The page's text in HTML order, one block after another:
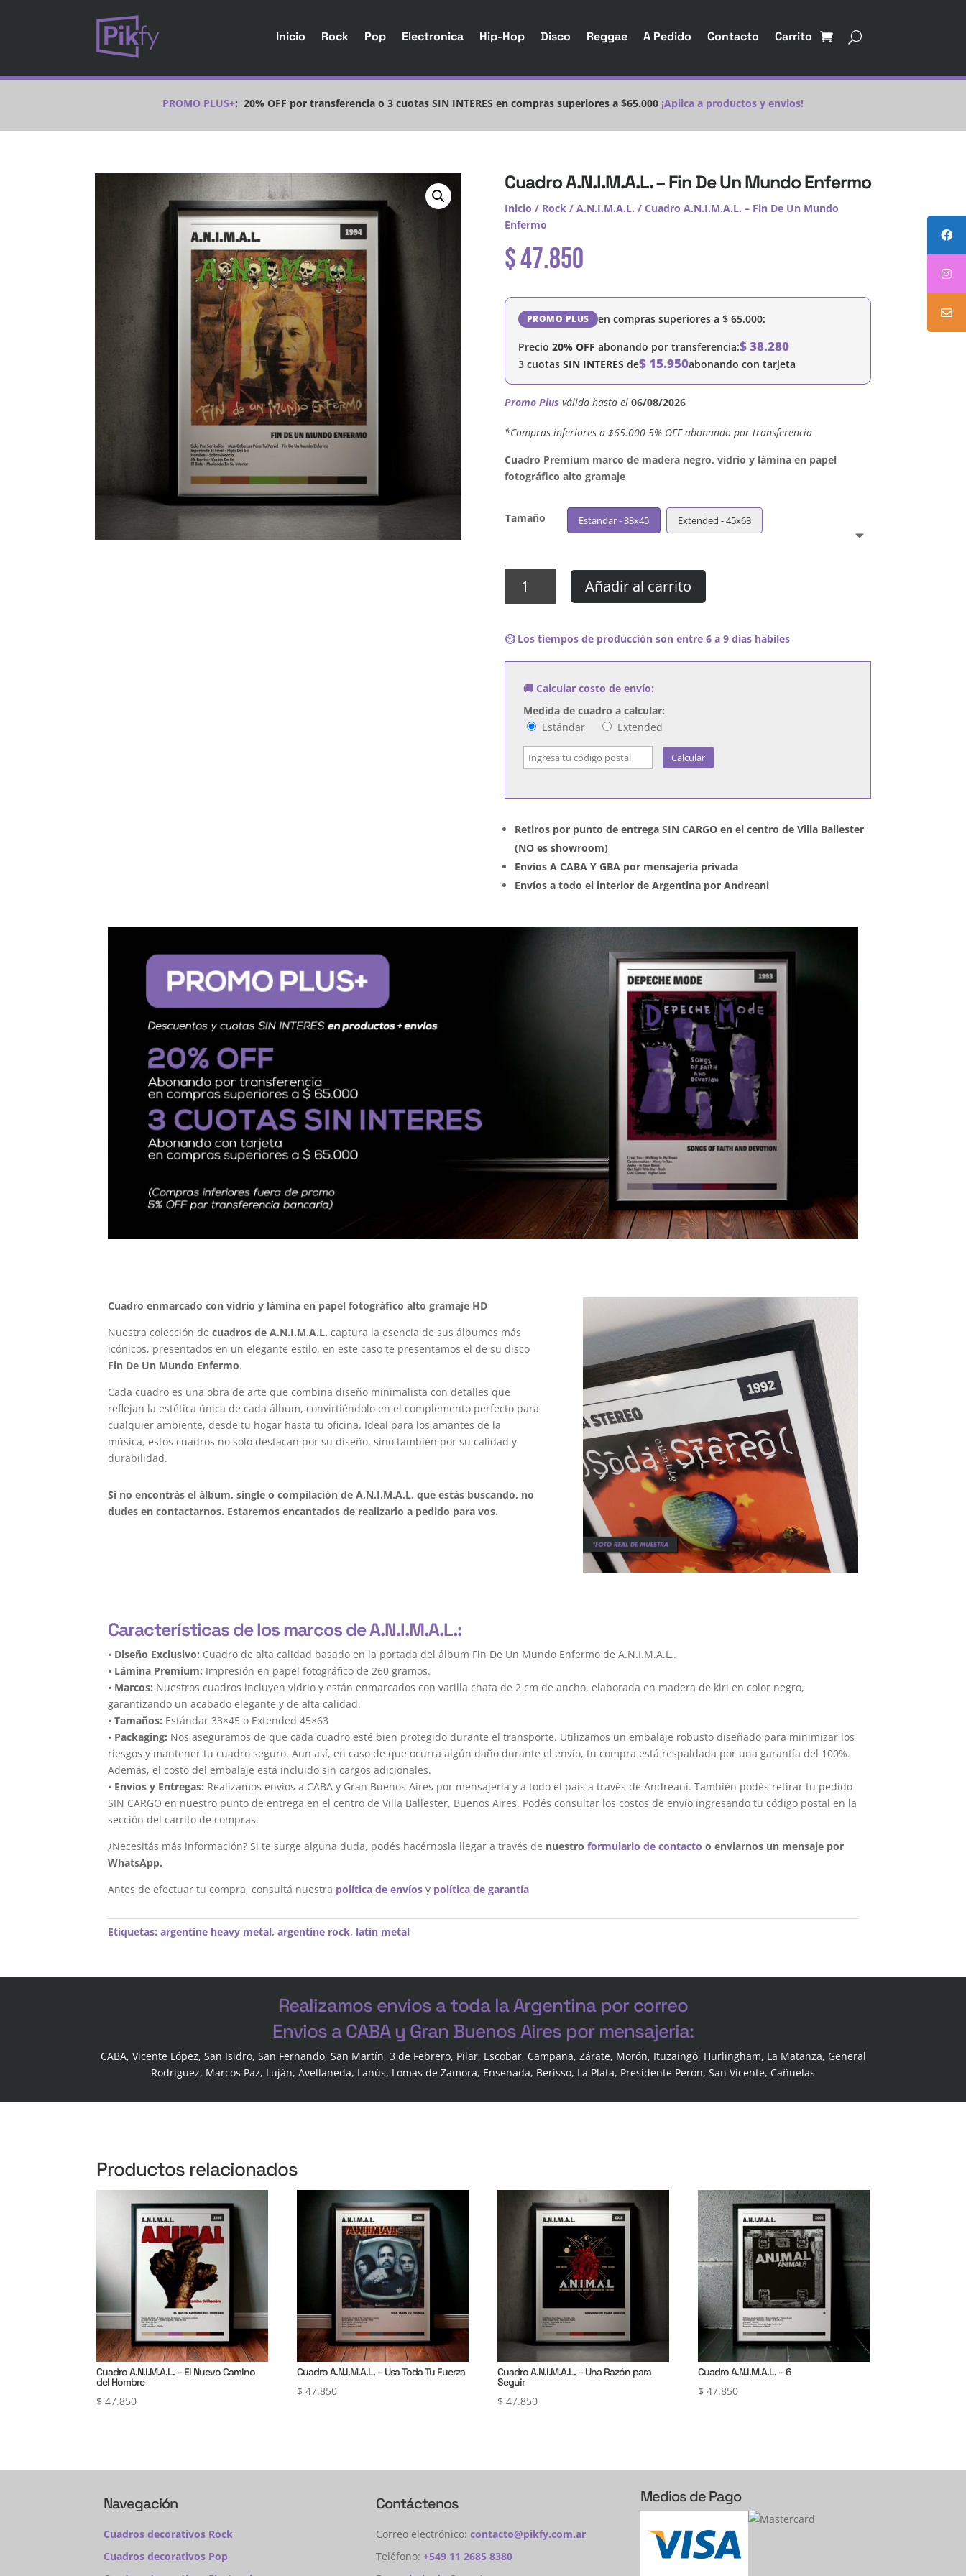
Inicio Rock Pop Electronica Hip-Hop Disco Reggae A Pedido Contacto Carrito
PROMO PLUS+: 20% OFF por transferencia o 3 cuotas SIN INTERES en compras superiores a $65.000 ¡Aplica a productos y envios!
Cuadro A.N.I.M.A.L. – Fin De Un Mundo Enfermo
Inicio / Rock/ A.N.I.M.A.L. / Cuadro A.N.I.M.A.L. – Fin De Un Mundo
Enfermo
$47.850
PROMO PLUS en compras superiores a $65.000:
Precio 20% OFF abonando por transferencia:$38.280
3 cuotas SIN INTERES de$15.950abonando con tarjeta
Promo Plus válida hasta el 06/08/2026
´*Compras inferiores a $65.000 5% OFF abonando por transferencia
Cuadro Premium marco de madera negro, vidrio y lámina en papel
fotográfico alto gramaje
Tamaño Estandar - 33x45 Extended - 45x63
A.N.I.M.A.L.
De
Un
Enfermo
cantidad
Añadir al carrito
⏲️ Los tiempos de producción son entre 6 a 9 dias habiles
🚚 Calcular costo de envío:
Medida de cuadro a calcular:
Estándar
Extended
Calcular
Retiros por punto de entrega SIN CARGO en el centro de Villa Ballester
(NO es showroom)
Envios A CABA Y GBA por mensajeria privada
Envíos a todo el interior de Argentina por Andreani
Cuadro enmarcado con vidrio y lámina en papel fotográfico alto gramaje HD
Nuestra colección decuadros de A.N.I.M.A.L. captura la esencia de sus álbumes más
icónicos, presentados en un elegante estilo, en este caso te presentamos el de su disco
Fin De Un Mundo Enfermo.
Cada cuadro es una obra de arte que combina diseño minimalista con detalles que
reflejan la estética única de cada álbum, convirtiéndolo en el complemento perfecto para
cualquier ambiente, desde tu hogar hasta tu oficina. Ideal para los amantes de la
música, estos cuadros no solo destacan por su diseño, sino también por su calidad y
durabilidad.
Si no encontrás el álbum, single o compilación de A.N.I.M.A.L. que estás buscando, no
dudes en contactarnos. Estaremos encantados de realizarlo a pedido para vos.
Características de los marcos de A.N.I.M.A.L.:
• Diseño Exclusivo: Cuadro de alta calidad basado en la portada del álbum Fin De Un Mundo Enfermo de A.N.I.M.A.L..
• Lámina Premium: Impresión en papel fotográfico de 260 gramos.
• Marcos: Nuestros cuadros incluyen vidrio y están enmarcados con varilla chata de 2 cm de ancho, elaborada en madera de kiri en color negro,
garantizando un acabado elegante y de alta calidad.
•Tamaños: Estándar 33×45 o Extended 45×63
• Packaging: Nos aseguramos de que cada cuadro esté bien protegido durante el transporte. Utilizamos un embalaje robusto diseñado para minimizar los
riesgos y mantener tu cuadro seguro. Aun así, en caso de que ocurra algún daño durante el envío, tu compra está respaldada por una garantía del 100%.
Además, el costo del embalaje está incluido sin cargos adicionales.
• Envíos y Entregas: Realizamos envíos a CABA y Gran Buenos Aires por mensajería y a todo el país a través de Andreani. También podés retirar tu pedido
SIN CARGO en nuestro punto de entrega en el centro de Villa Ballester, Buenos Aires. Podés consultar los costos de envío ingresando tu código postal en la
sección del carrito de compras.
¿Necesitás más información? Si te surge alguna duda, podés hacérnosla llegar a través de nuestroformulario de contacto o enviarnos un mensaje por
WhatsApp.
Antes de efectuar tu compra, consultá nuestra política de envíos y política de garantía
Etiquetas:argentine heavy metal,argentine rock, latin metal
Realizamos envios a toda la Argentina por correo
Envios a CABA y Gran Buenos Aires por mensajeria:
CABA, Vicente López, San Isidro, San Fernando, San Martín, 3 de Febrero, Pilar, Escobar, Campana, Zárate, Morón, Ituzaingó, Hurlingham, La Matanza, General
Rodríguez, Marcos Paz, Luján, Avellaneda, Lanús, Lomas de Zamora, Ensenada, Berisso, La Plata, Presidente Perón, San Vicente, Cañuelas
Productos relacionados
Cuadro A.N.I.M.A.L. – El Nuevo Camino
del Hombre
$ 47.850
Cuadro A.N.I.M.A.L. – Usa Toda Tu Fuerza
$ 47.850
Cuadro A.N.I.M.A.L. – Una Razón para
Seguir
$ 47.850
Cuadro A.N.I.M.A.L. – 6
$ 47.850
Navegación
Cuadros decorativos Rock
Cuadros decorativos Pop
Contáctenos
Correo electrónico: contacto@pikfy.com.ar
Teléfono: +549 11 2685 8380
Medios de Pago